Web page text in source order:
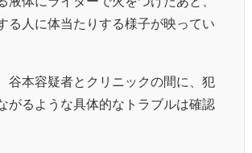
る人に体当たりする様子が映ってい
谷本容疑者とクリニックの間に、犯
がるような具体的なトラブルは確認